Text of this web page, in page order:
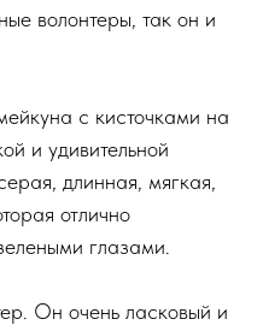
волонтеры, так он и
с кисточками на
и удивительной
длинная, мягкая,
отлично
глазами.
Он очень ласковый и